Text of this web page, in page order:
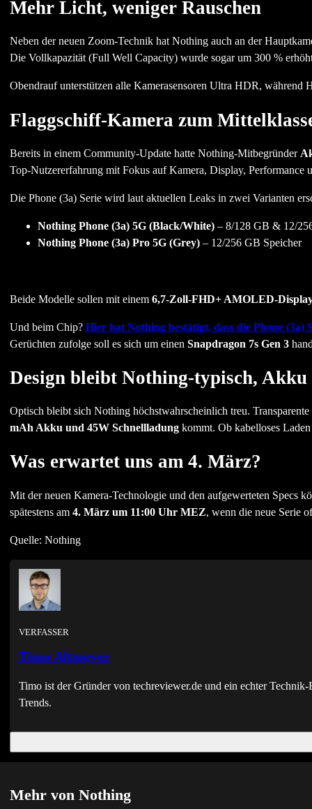
Mehr Licht, weniger Rauschen
Neben der neuen Zoom-Technik hat Nothing auch an der
Die Vollkapazität (Full Well Capacity) wurde sogar um 300 %
Obendrauf unterstützen alle Kamerasensoren Ultra HDR,
Flaggschiff-Kamera zum
Bereits in einem Community-Update hatte Nothing-Mitbegründer
Top-Nutzererfahrung mit Fokus auf Kamera, Display, Performance
Die Phone (3a) Serie wird laut aktuellen Leaks in zwei Varianten
Nothing Phone (3a) 5G (Black/White)– 8/128 GB & 12/
Nothing Phone (3a) Pro 5G (Grey)– 12/256 GB Speicher
Beide Modelle sollen mit einem 6,7-Zoll-FHD+ AMOLED-
Und beim Chip? Hier hat Nothing bestätigt, dass die Phone
Gerüchten zufolge soll es sich um einen Snapdragon 7s Gen 3
Design bleibt Nothing-typisch, Akku
Optisch bleibt sich Nothing höchstwahrscheinlich treu.
mAh Akku und 45W Schnellladungkommt. Ob kabelloses
Was erwartet uns am 4. März?
Mit der neuen Kamera-Technologie und den aufgewerteten Specs
spätestens am 4. März um 11:00 Uhr MEZ, wenn die neue Serie
Quelle: Nothing
VERFASSER
Timo Altmeyer
Timo ist der Gründer von techreviewer.de und ein echter
Trends.
Mehr von Nothing